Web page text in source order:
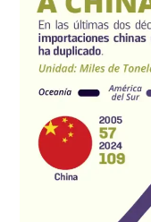
mesa
China:
2005
2024